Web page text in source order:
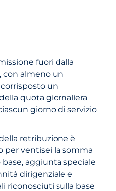
fuori dalla
con almeno un
un
quota giornaliera
giorno di servizio
retribuzione è
ventisei la somma
aggiunta speciale
dirigenziale e
riconosciuti sulla base